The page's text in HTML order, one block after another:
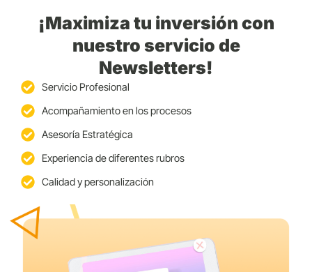
¡Maximiza tu inversión con
nuestro servicio de
Newsletters!
Servicio Profesional
Acompañamiento en los procesos
Asesoría Estratégica
Experiencia de diferentes rubros
Calidad y personalización